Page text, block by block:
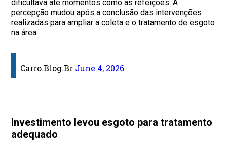
dificultava até momentos como as refeições. A
percepção mudou após a conclusão das intervenções
realizadas para ampliar a coleta e o tratamento de esgoto
na área.
Carro.Blog.Br June 4, 2026
Investimento levou esgoto para tratamento
adequado